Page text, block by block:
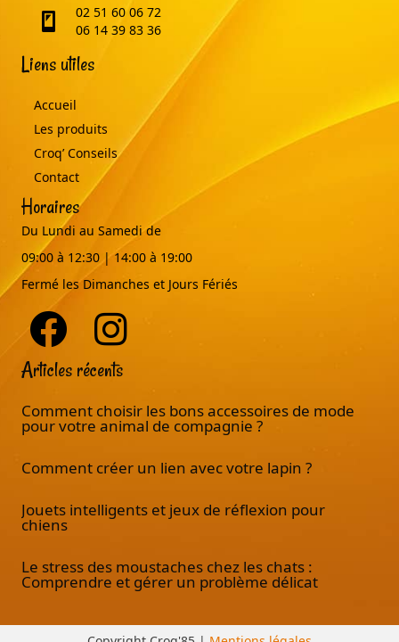
telephone02 51 60 06 72
06 14 39 83 36
Liens utiles
Accueil
Les produits
Croq’ Conseils
Contact
Horaires
Du Lundi au Samedi de
09:00 à 12:30 | 14:00 à 19:00
Fermé les Dimanches et Jours Fériés
Articles récents
Comment choisir les bons accessoires de mode
pour votre animal de compagnie ?
Comment créer un lien avec votre lapin ?
Jouets intelligents et jeux de réflexion pour
chiens
Le stress des moustaches chez les chats :
Comprendre et gérer un problème délicat